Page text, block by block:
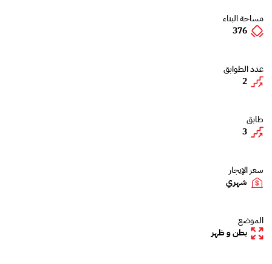
مساحة البناء
376
عدد الطوابق
2
طابق
3
سعر الإيجار
شهري
الموضع
بطن و ظهر